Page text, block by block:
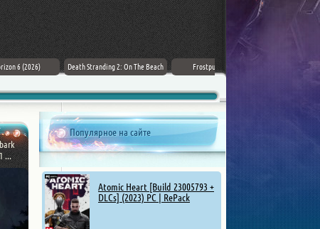
007 First Light (2026) PC
ZERO PARADES: For Dead Spies
Mount & Blade II: Bannerlord [v
Популярное на сайте
Atomic Heart [Build 23005793 +
DLCs] (2023) PC | RePack
...